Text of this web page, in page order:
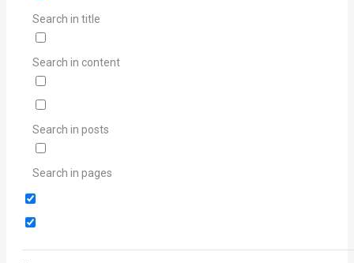
Search in title
Search in content
Search in posts
Search in pages